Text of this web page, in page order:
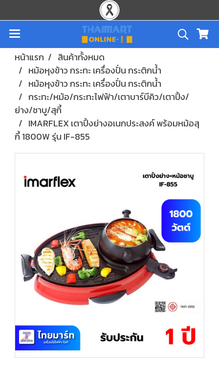
หน้าแรก
สินค้าทั้งหมด
หม้อหุงข้าว กระทะ เครื่องปั่น กระติกน้ำ
หม้อหุงข้าว กระทะ เครื่องปั่น กระติกน้ำ
กระทะ/หม้อ/กระทะไฟฟ้า/เตาบาร์บีคิว/เตาปิ้ง/
ย่าง/ชาบู/สุกี้
IMARFLEX เตาปิ้งย่างอเนกประสงค์ พร้อมหม้อสุ
กี้ 1800W รุ่น IF-855